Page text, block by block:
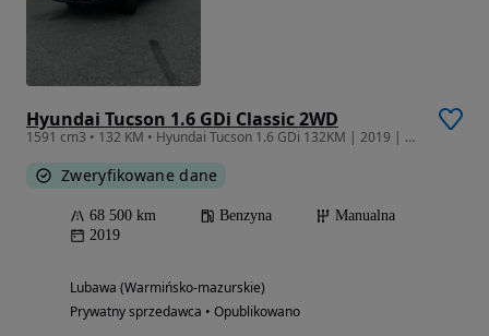
Hyundai Tucson 1.6 GDi Classic 2WD
1591 cm3 • 132 KM • Hyundai Tucson 1.6 GDi 132KM | 2019 | Classic Plus |
Zweryfikowane dane
68 500 km Benzyna
Manualna
2019
Lubawa (Warmińsko-mazurskie)
Prywatny sprzedawca • Opublikowano